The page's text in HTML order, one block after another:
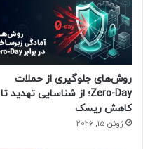
روش‌های جلوگیری از حملات
Zero-Day؛ از شناسایی تهدید تا
کاهش ریسک
ژوئن 15, 2026